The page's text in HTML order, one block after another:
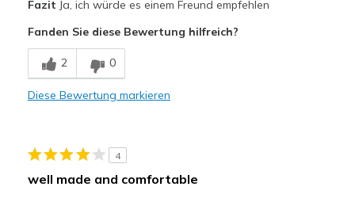
Comfortable
Geeignete Verwendung
Casual Wear
Fazit Ja, ich würde es einem Freund empfehlen
Fanden Sie diese Bewertung hilfreich?
2 0
Diese Bewertung markieren
4
well made and comfortable